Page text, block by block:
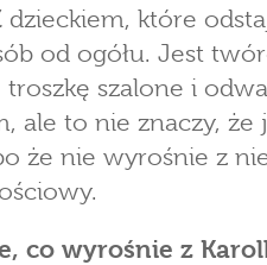
dzieckiem, które
od ogółu. Jest
troszkę szalone i
ale to nie znaczy, że
że nie wyrośnie z
co wyrośnie z